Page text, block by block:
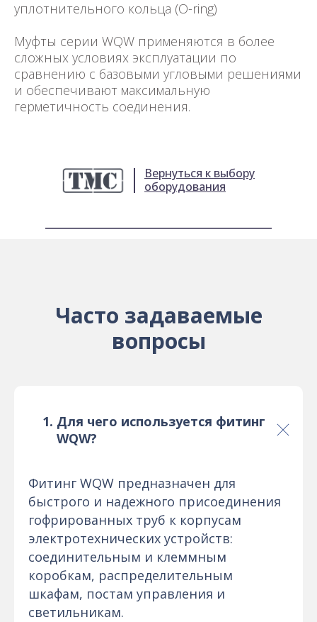
уплотнительного кольца (O-ring)
Муфты серии WQW применяются в более
сложных условиях эксплуатации по
сравнению с базовыми угловыми решениями
и обеспечивают максимальную
герметичность соединения.
Вернуться к выбору
оборудования
Часто задаваемые
вопросы
Для чего используется фитинг
WQW?
Фитинг WQW предназначен для
быстрого и надежного присоединения
гофрированных труб к корпусам
электротехнических устройств:
соединительным и клеммным
коробкам, распределительным
шкафам, постам управления и
светильникам.